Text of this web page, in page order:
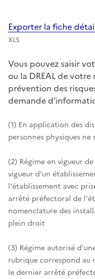
Exporter la fiche
XLS
Vous pouvez saisir
ou la DREAL de votre
prévention des
demande
(1) En application des
personnes physiques ne
(2) Régime en vigueur
vigueur d'un
l'établissement avec
arrêté préfectoral de
nomenclature des
plein droit
(3) Régime autorisé
rubrique correspond au
le dernier arrêté